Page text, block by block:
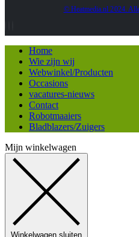
© Heatmedia.nl 2024.
Home
Wie zijn wij
Webwinkel/Producten
Occasions
vacatures-nieuws
Contact
Robotmaaiers
Bladblazers/Zuigers
Mijn winkelwagen
Winkelwagen sluiten